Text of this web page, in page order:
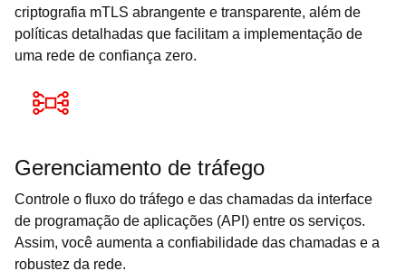
criptografia mTLS abrangente e transparente, além de
políticas detalhadas que facilitam a implementação de
uma rede de confiança zero.
Gerenciamento de tráfego
Controle o fluxo do tráfego e das chamadas da interface
de programação de aplicações (API) entre os serviços.
Assim, você aumenta a confiabilidade das chamadas e a
robustez da rede.